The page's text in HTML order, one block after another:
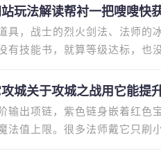
玩法解读帮衬一把嗖嗖快
具，战士的烈火剑法、法师的
有技能书，就算等级达标，
城关于攻城之战用它能提
输出项链，紫色链身嵌着红色
法值上限。很多法师戴它只